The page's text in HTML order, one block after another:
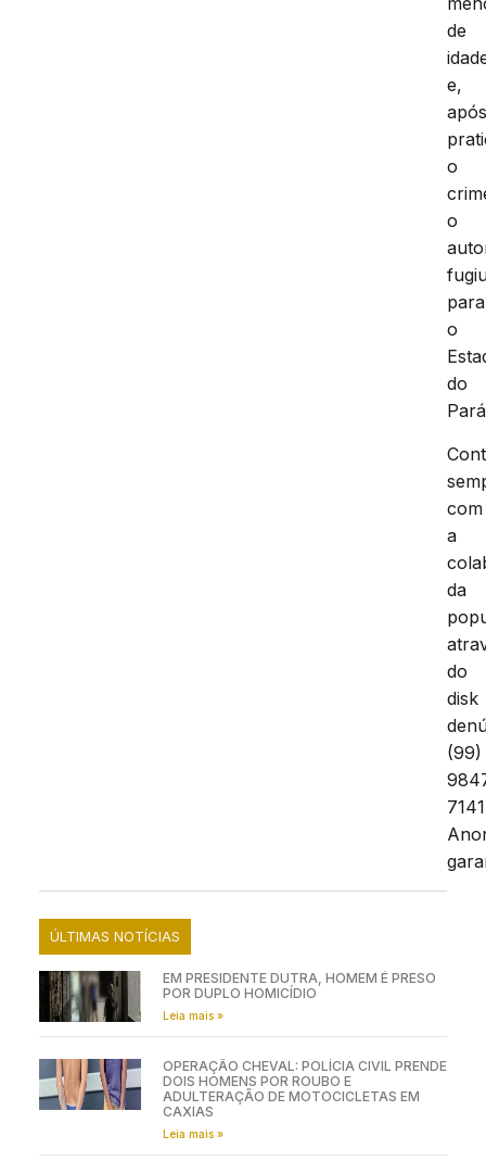
de
e,
o
o
para
o
do
com
a
da
do
disk
(99)
ÚLTIMAS NOTÍCIAS
EM PRESIDENTE DUTRA, HOMEM É PRESO
POR DUPLO HOMICÍDIO
Leia mais »
OPERAÇÃO CHEVAL: POLÍCIA CIVIL PRENDE
DOIS HOMENS POR ROUBO E
ADULTERAÇÃO DE MOTOCICLETAS EM
CAXIAS
Leia mais »